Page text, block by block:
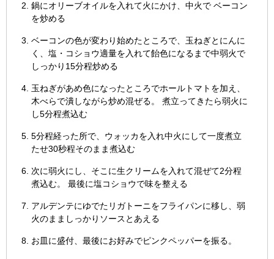
鍋にオリーブオイルを入れて火にかけ、中火で ベーコン
を炒める
ベーコンの色が変わり始めたところで、玉ねぎとにんに
く、塩・コショウ適量を入れて飴色になるまで中弱火で
しっかり15分程炒める
玉ねぎがあめ色になったところでホールトマトを加え、
木べらで潰しながら炒め混ぜる。 煮立ってきたら弱火に
し5分程煮込む
5分程経った所で、ウォッカを入れ中火にして一度煮立
たせ30秒程そのまま煮込む
次に弱火にし、そこに生クリームを入れて混ぜて2分程
煮込む。 最後に塩コショウで味を整える
アルデンテにゆでたリガトーニをフライパンに移し、弱
火のまましっかりソースとあえる
お皿に盛付、最後にお好みでピンクペッパーを振る。